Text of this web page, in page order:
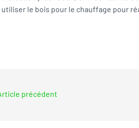
utiliser le bois pour le chauffage pour
précédent